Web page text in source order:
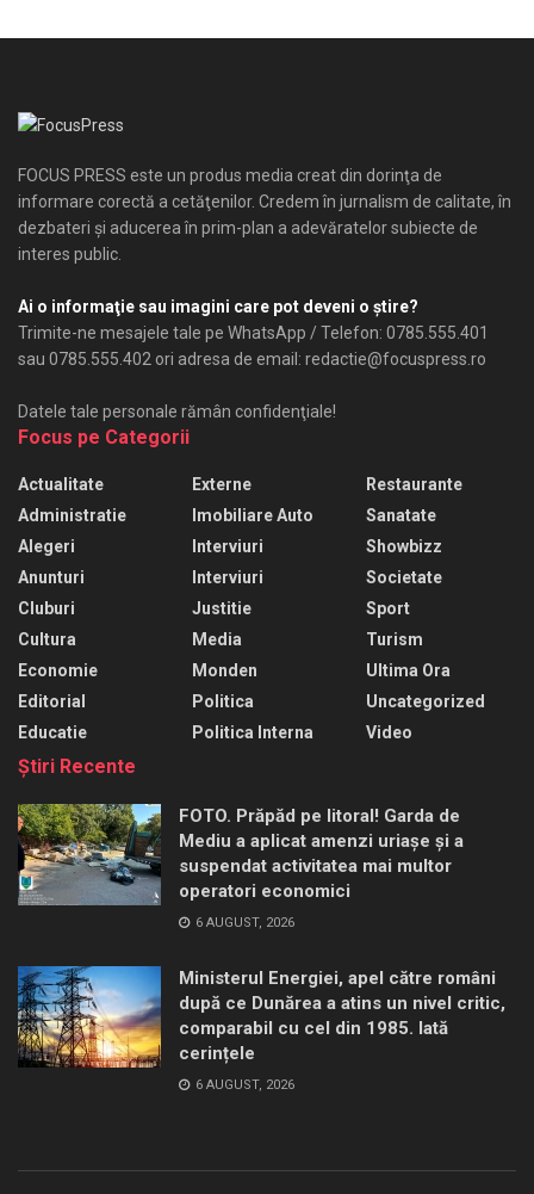
FOCUS PRESS este un produs media creat din dorinţa de
informare corectă a cetăţenilor. Credem în jurnalism de calitate, în
dezbateri şi aducerea în prim-plan a adevăratelor subiecte de
interes public.
Ai o informaţie sau imagini care pot deveni o ştire?
Trimite-ne mesajele tale pe WhatsApp / Telefon: 0785.555.401
sau 0785.555.402 ori adresa de email: redactie@focuspress.ro
Datele tale personale rămân confidenţiale!
Focus pe Categorii
Actualitate
Administratie
Alegeri
Anunturi
Cluburi
Cultura
Economie
Editorial
Educatie
Externe
Imobiliare Auto
Interviuri
Interviuri
Justitie
Media
Monden
Politica
Politica Interna
Restaurante
Sanatate
Showbizz
Societate
Sport
Turism
Ultima Ora
Uncategorized
Video
Ştiri Recente
FOTO. Prăpăd pe litoral! Garda de
Mediu a aplicat amenzi uriașe și a
suspendat activitatea mai multor
operatori economici
6 AUGUST, 2026
Ministerul Energiei, apel către români
după ce Dunărea a atins un nivel critic,
comparabil cu cel din 1985. Iată
cerințele
6 AUGUST, 2026